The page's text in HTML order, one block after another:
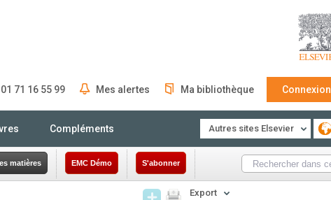
71 16 55 99 Mes alertes Ma bibliothèque Connexion
Compléments Autres sites Elsevier
matières EMC Démo S'abonner
Export